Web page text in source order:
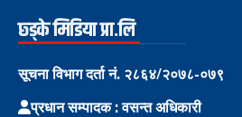
छ्ड्के मिडिया प्रा.लि
सूचना विभाग दर्ता नं. २८६४/२०७८-०७९
प्रधान सम्पादक : वसन्त अधिकारी